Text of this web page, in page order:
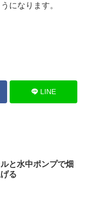
になります。
LINE
と水中ポンプで畑
る